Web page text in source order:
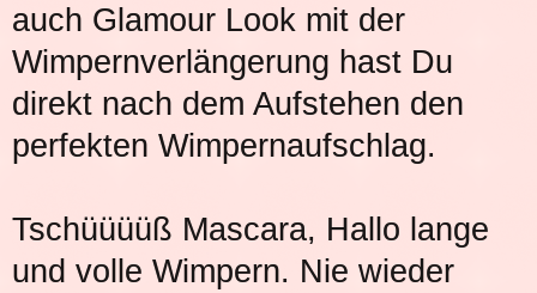
auch Glamour Look mit der
Wimpernverlängerung hast Du
direkt nach dem Aufstehen den
perfekten Wimpernaufschlag.
Tschüüüüß Mascara, Hallo lange
und volle Wimpern. Nie wieder